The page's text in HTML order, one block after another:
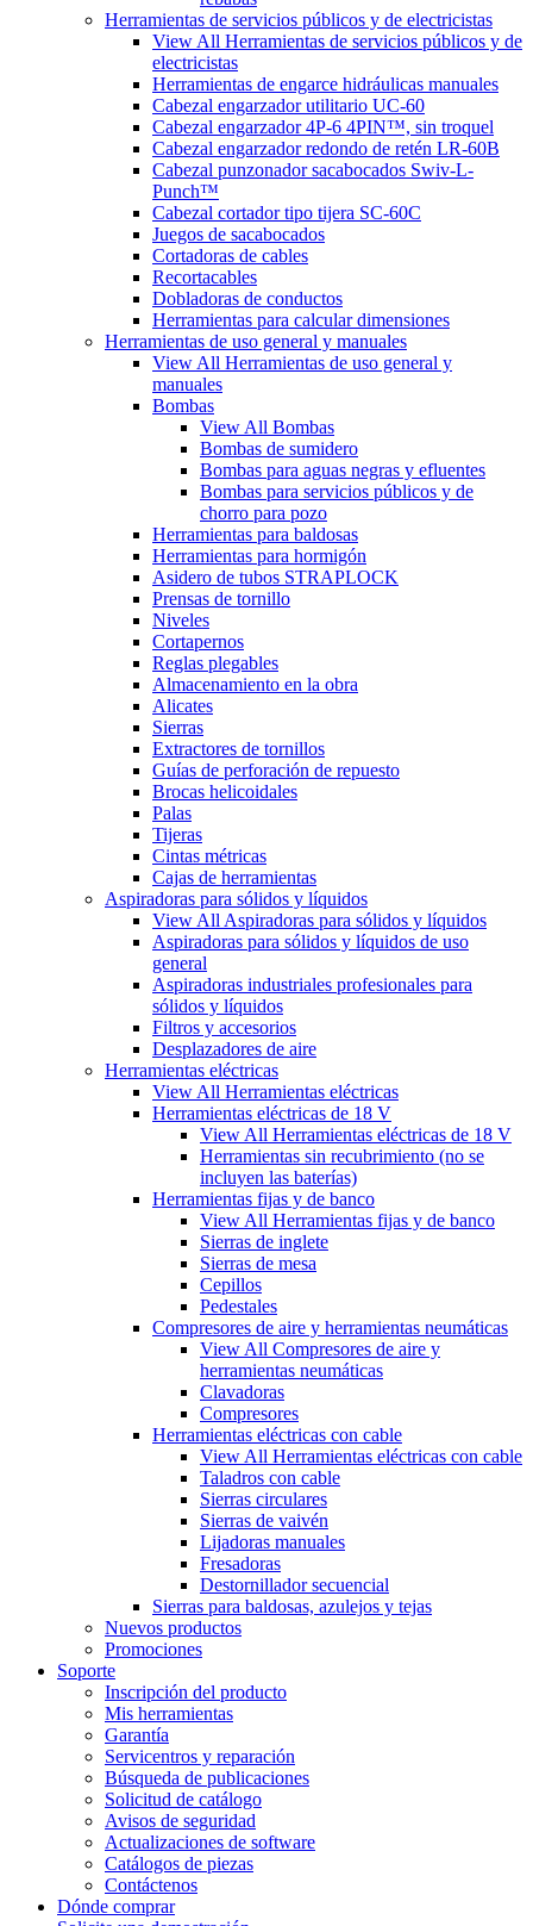
Herramientas de servicios públicos y de electricistas
View All Herramientas de servicios públicos y de
electricistas
Herramientas de engarce hidráulicas manuales
Cabezal engarzador utilitario UC-60
Cabezal engarzador 4P-6 4PIN™, sin troquel
Cabezal engarzador redondo de retén LR-60B
Cabezal punzonador sacabocados Swiv-L-
Punch™
Cabezal cortador tipo tijera SC-60C
Juegos de sacabocados
Cortadoras de cables
Recortacables
Dobladoras de conductos
Herramientas para calcular dimensiones
Herramientas de uso general y manuales
View All Herramientas de uso general y
manuales
Bombas
View All Bombas
Bombas de sumidero
Bombas para aguas negras y efluentes
Bombas para servicios públicos y de
chorro para pozo
Herramientas para baldosas
Herramientas para hormigón
Asidero de tubos STRAPLOCK
Prensas de tornillo
Niveles
Cortapernos
Reglas plegables
Almacenamiento en la obra
Alicates
Sierras
Extractores de tornillos
Guías de perforación de repuesto
Brocas helicoidales
Palas
Tijeras
Cintas métricas
Cajas de herramientas
Aspiradoras para sólidos y líquidos
View All Aspiradoras para sólidos y líquidos
Aspiradoras para sólidos y líquidos de uso
general
Aspiradoras industriales profesionales para
sólidos y líquidos
Filtros y accesorios
Desplazadores de aire
Herramientas eléctricas
View All Herramientas eléctricas
Herramientas eléctricas de 18 V
View All Herramientas eléctricas de 18 V
Herramientas sin recubrimiento (no se
incluyen las baterías)
Herramientas fijas y de banco
View All Herramientas fijas y de banco
Sierras de inglete
Sierras de mesa
Cepillos
Pedestales
Compresores de aire y herramientas neumáticas
View All Compresores de aire y
herramientas neumáticas
Clavadoras
Compresores
Herramientas eléctricas con cable
View All Herramientas eléctricas con cable
Taladros con cable
Sierras circulares
Sierras de vaivén
Lijadoras manuales
Fresadoras
Destornillador secuencial
Sierras para baldosas, azulejos y tejas
Nuevos productos
Promociones
Soporte
Inscripción del producto
Mis herramientas
Garantía
Servicentros y reparación
Búsqueda de publicaciones
Solicitud de catálogo
Avisos de seguridad
Actualizaciones de software
Catálogos de piezas
Contáctenos
Dónde comprar